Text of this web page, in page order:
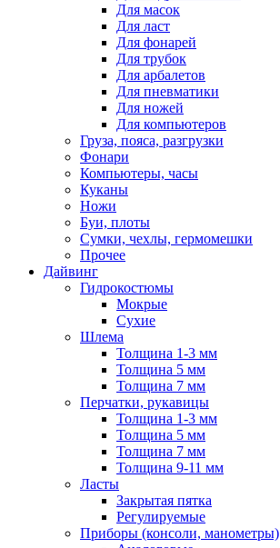
Для масок
Для ласт
Для фонарей
Для трубок
Для арбалетов
Для пневматики
Для ножей
Для компьютеров
Груза, пояса, разгрузки
Фонари
Компьютеры, часы
Куканы
Ножи
Буи, плоты
Сумки, чехлы, гермомешки
Прочее
Дайвинг
Гидрокостюмы
Мокрые
Сухие
Шлема
Толщина 1-3 мм
Толщина 5 мм
Толщина 7 мм
Перчатки, рукавицы
Толщина 1-3 мм
Толщина 5 мм
Толщина 7 мм
Толщина 9-11 мм
Ласты
Закрытая пятка
Регулируемые
Приборы (консоли, манометры)